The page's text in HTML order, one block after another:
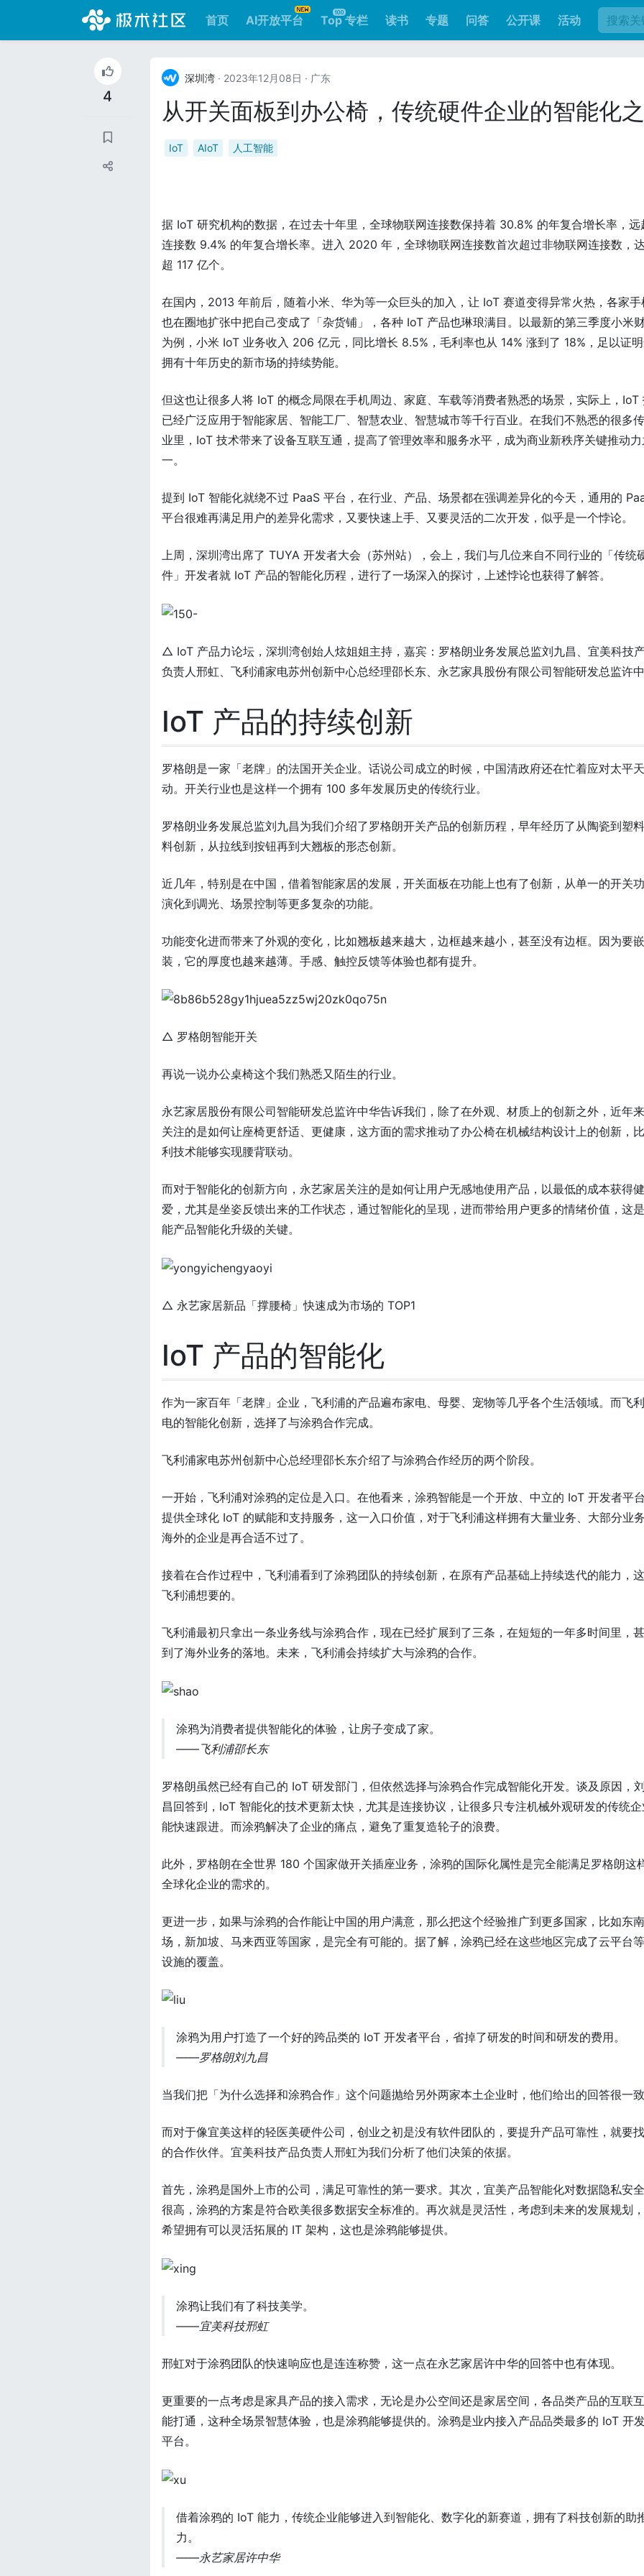
首页 AI开放平台 Top 专栏 读书 专题 问答 公开课 活动
4
深圳湾 · 2023年12月08日 · 广东
从开关面板到办公椅，传统硬件企业的智能化
IoT AIoT 人工智能
据 IoT 研究机构的数据，在过去十年里，全球物联网连接数保持着 30.8% 的年复合增长率，远
连接数 9.4% 的年复合增长率。进入 2020 年，全球物联网连接数首次超过非物联网连接数，
超 117 亿个。
在国内，2013 年前后，随着小米、华为等一众巨头的加入，让 IoT 赛道变得异常火热，各家手
也在圈地扩张中把自己变成了「杂货铺」，各种 IoT 产品也琳琅满目。以最新的第三季度小米
为例，小米 IoT 业务收入 206 亿元，同比增长 8.5%，毛利率也从 14% 涨到了 18%，足以证
拥有十年历史的新市场的持续势能。
但这也让很多人将 IoT 的概念局限在手机周边、家庭、车载等消费者熟悉的场景，实际上，IoT
已经广泛应用于智能家居、智能工厂、智慧农业、智慧城市等千行百业。在我们不熟悉的很多
业里，IoT 技术带来了设备互联互通，提高了管理效率和服务水平，成为商业新秩序关键推动力
一。
提到 IoT 智能化就绕不过 PaaS 平台，在行业、产品、场景都在强调差异化的今天，通用的
平台很难再满足用户的差异化需求，又要快速上手、又要灵活的二次开发，似乎是一个悖论。
上周，深圳湾出席了 TUYA 开发者大会（苏州站），会上，我们与几位来自不同行业的「传统
件」开发者就 IoT 产品的智能化历程，进行了一场深入的探讨，上述悖论也获得了解答。
△ IoT 产品力论坛，深圳湾创始人炫姐姐主持，嘉宾：罗格朗业务发展总监刘九昌、宜美科技
负责人邢虹、飞利浦家电苏州创新中心总经理邵长东、永艺家具股份有限公司智能研发总监许中
IoT 产品的持续创新
罗格朗是一家「老牌」的法国开关企业。话说公司成立的时候，中国清政府还在忙着应对太平
动。开关行业也是这样一个拥有 100 多年发展历史的传统行业。
罗格朗业务发展总监刘九昌为我们介绍了罗格朗开关产品的创新历程，早年经历了从陶瓷到塑
料创新，从拉线到按钮再到大翘板的形态创新。
近几年，特别是在中国，借着智能家居的发展，开关面板在功能上也有了创新，从单一的开关功
演化到调光、场景控制等更多复杂的功能。
功能变化进而带来了外观的变化，比如翘板越来越大，边框越来越小，甚至没有边框。因为要
装，它的厚度也越来越薄。手感、触控反馈等体验也都有提升。
△ 罗格朗智能开关
再说一说办公桌椅这个我们熟悉又陌生的行业。
永艺家居股份有限公司智能研发总监许中华告诉我们，除了在外观、材质上的创新之外，近年
关注的是如何让座椅更舒适、更健康，这方面的需求推动了办公椅在机械结构设计上的创新，
利技术能够实现腰背联动。
而对于智能化的创新方向，永艺家居关注的是如何让用户无感地使用产品，以最低的成本获得
爱，尤其是坐姿反馈出来的工作状态，通过智能化的呈现，进而带给用户更多的情绪价值，这
能产品智能化升级的关键。
△ 永艺家居新品「撑腰椅」快速成为市场的 TOP1
IoT 产品的智能化
作为一家百年「老牌」企业，飞利浦的产品遍布家电、母婴、宠物等几乎各个生活领域。而飞
电的智能化创新，选择了与涂鸦合作完成。
飞利浦家电苏州创新中心总经理邵长东介绍了与涂鸦合作经历的两个阶段。
一开始，飞利浦对涂鸦的定位是入口。在他看来，涂鸦智能是一个开放、中立的 IoT 开发者平台
提供全球化 IoT 的赋能和支持服务，这一入口价值，对于飞利浦这样拥有大量业务、大部分业
海外的企业是再合适不过了。
接着在合作过程中，飞利浦看到了涂鸦团队的持续创新，在原有产品基础上持续迭代的能力，
飞利浦想要的。
飞利浦最初只拿出一条业务线与涂鸦合作，现在已经扩展到了三条，在短短的一年多时间里，
到了海外业务的落地。未来，飞利浦会持续扩大与涂鸦的合作。
涂鸦为消费者提供智能化的体验，让房子变成了家。
——飞利浦邵长东
罗格朗虽然已经有自己的 IoT 研发部门，但依然选择与涂鸦合作完成智能化开发。谈及原因，
昌回答到，IoT 智能化的技术更新太快，尤其是连接协议，让很多只专注机械外观研发的传统企
能快速跟进。而涂鸦解决了企业的痛点，避免了重复造轮子的浪费。
此外，罗格朗在全世界 180 个国家做开关插座业务，涂鸦的国际化属性是完全能满足罗格朗这
全球化企业的需求的。
更进一步，如果与涂鸦的合作能让中国的用户满意，那么把这个经验推广到更多国家，比如东
场，新加坡、马来西亚等国家，是完全有可能的。据了解，涂鸦已经在这些地区完成了云平台
设施的覆盖。
涂鸦为用户打造了一个好的跨品类的 IoT 开发者平台，省掉了研发的时间和研发的费用。
——罗格朗刘九昌
当我们把「为什么选择和涂鸦合作」这个问题抛给另外两家本土企业时，他们给出的回答很一致
而对于像宜美这样的轻医美硬件公司，创业之初是没有软件团队的，要提升产品可靠性，就要
的合作伙伴。宜美科技产品负责人邢虹为我们分析了他们决策的依据。
首先，涂鸦是国外上市的公司，满足可靠性的第一要求。其次，宜美产品智能化对数据隐私安
很高，涂鸦的方案是符合欧美很多数据安全标准的。再次就是灵活性，考虑到未来的发展规划
希望拥有可以灵活拓展的 IT 架构，这也是涂鸦能够提供。
涂鸦让我们有了科技美学。
——宜美科技邢虹
邢虹对于涂鸦团队的快速响应也是连连称赞，这一点在永艺家居许中华的回答中也有体现。
更重要的一点考虑是家具产品的接入需求，无论是办公空间还是家居空间，各品类产品的互联
能打通，这种全场景智慧体验，也是涂鸦能够提供的。涂鸦是业内接入产品品类最多的 IoT 开
平台。
借着涂鸦的 IoT 能力，传统企业能够进入到智能化、数字化的新赛道，拥有了科技创新的助
力。
——永艺家居许中华